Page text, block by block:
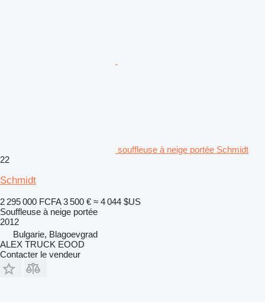
souffleuse à neige portée Schmidt
22
Schmidt
2 295 000 FCFA 3 500 € ≈ 4 044 $US
Souffleuse à neige portée
2012
Bulgarie, Blagoevgrad
ALEX TRUCK EOOD
Contacter le vendeur